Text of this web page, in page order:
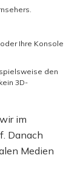
Ihre Konsole
den
3D-
im
Danach
Medien